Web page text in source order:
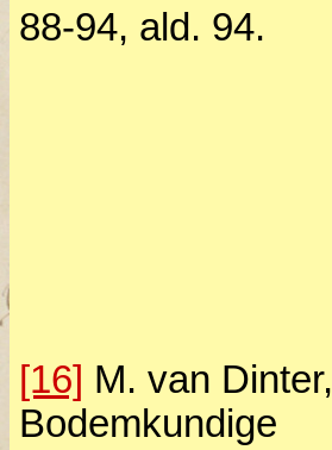
88-94, ald. 94.
[16] M. van Dinter,
Bodemkundige